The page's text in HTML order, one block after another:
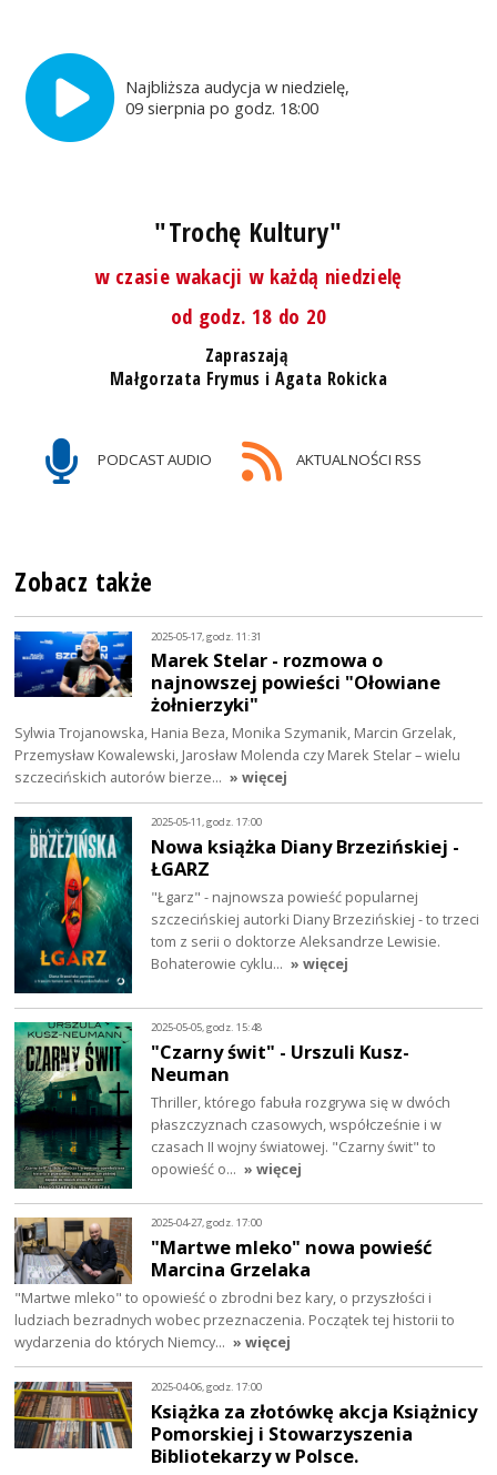
Najbliższa audycja w niedzielę,
09 sierpnia po godz. 18:00
"Trochę Kultury"
w czasie wakacji w każdą niedzielę
od godz. 18 do 20
Zapraszają
Małgorzata Frymus i Agata Rokicka
PODCAST AUDIO AKTUALNOŚCI RSS
Zobacz także
2025-05-17, godz. 11:31
Marek Stelar - rozmowa o
najnowszej powieści "Ołowiane
żołnierzyki"
Sylwia Trojanowska, Hania Beza, Monika Szymanik, Marcin Grzelak,
Przemysław Kowalewski, Jarosław Molenda czy Marek Stelar – wielu
szczecińskich autorów bierze… » więcej
2025-05-11, godz. 17:00
Nowa książka Diany Brzezińskiej -
ŁGARZ
"Łgarz" - najnowsza powieść popularnej
szczecińskiej autorki Diany Brzezińskiej - to trzeci
tom z serii o doktorze Aleksandrze Lewisie.
Bohaterowie cyklu… » więcej
2025-05-05, godz. 15:48
"Czarny świt" - Urszuli Kusz-
Neuman
Thriller, którego fabuła rozgrywa się w dwóch
płaszczyznach czasowych, współcześnie i w
czasach II wojny światowej. "Czarny świt" to
opowieść o… » więcej
2025-04-27, godz. 17:00
"Martwe mleko" nowa powieść
Marcina Grzelaka
"Martwe mleko" to opowieść o zbrodni bez kary, o przyszłości i
ludziach bezradnych wobec przeznaczenia. Początek tej historii to
wydarzenia do których Niemcy… » więcej
2025-04-06, godz. 17:00
Książka za złotówkę akcja Książnicy
Pomorskiej i Stowarzyszenia
Bibliotekarzy w Polsce.